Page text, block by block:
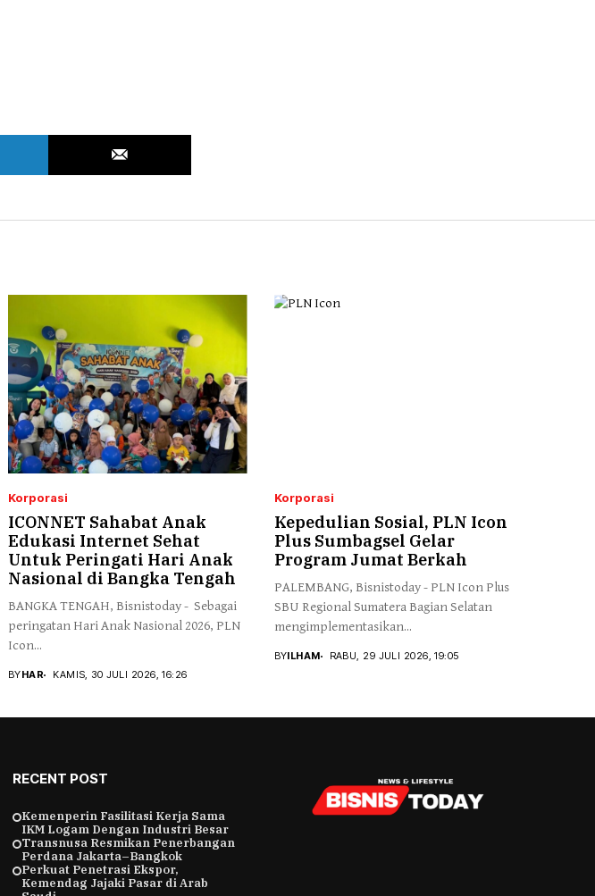
Korporasi
ICONNET Sahabat Anak
Edukasi Internet Sehat
Untuk Peringati Hari Anak
Nasional di Bangka Tengah
BANGKA TENGAH, Bisnistoday - Sebagai
peringatan Hari Anak Nasional 2026, PLN
Icon...
BYHAR KAMIS, 30 JULI 2026, 16:26
Korporasi
Kepedulian Sosial, PLN Icon
Plus Sumbagsel Gelar
Program Jumat Berkah
PALEMBANG, Bisnistoday - PLN Icon Plus
SBU Regional Sumatera Bagian Selatan
mengimplementasikan...
BYILHAM RABU, 29 JULI 2026, 19:05
RECENT POST
Kemenperin Fasilitasi Kerja Sama
IKM Logam Dengan Industri Besar
Transnusa Resmikan Penerbangan
Perdana Jakarta–Bangkok
Perkuat Penetrasi Ekspor,
Kemendag Jajaki Pasar di Arab